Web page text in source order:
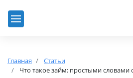
Главная
Статьи
Что такое займ: простыми словами